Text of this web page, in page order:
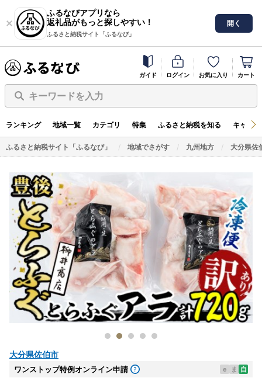
ふるなびアプリなら
返礼品がもっと探しやすい！
ふるさと納税サイト「ふるなび」
開く
ガイド ログイン お気に入り カート
キーワードを入力
ランキング 地域一覧 カテゴリ 特集 ふるさと納税を知る キャン
ふるさと納税サイト「ふるなび」 地域でさがす 九州地方 大分県佐
大分県佐伯市
ワンストップ特例オンライン申請 e ま 自